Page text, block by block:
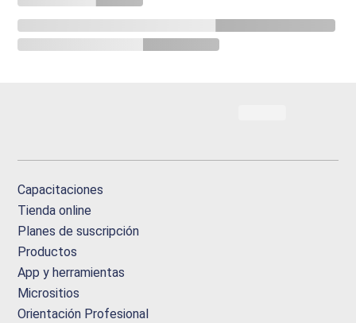
Capacitaciones
Tienda online
Planes de suscripción
Productos
App y herramientas
Micrositios
Orientación Profesional